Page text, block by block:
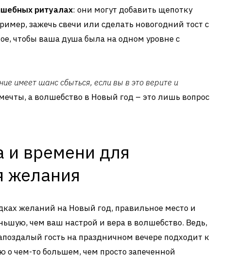
ритуалах: они могут добавить щепотку
зажечь свечи или сделать новогодний тост с
чтобы ваша душа была на одном уровне с
имеет шанс сбыться, если вы в это верите и
а волшебство в Новый год – это лишь вопрос
и времени для
желания
желаний на Новый год, правильное место и
чем ваш настрой и вера в волшебство. Ведь,
гость на праздничном вечере подходит к
о чем-то большем, чем просто запеченной